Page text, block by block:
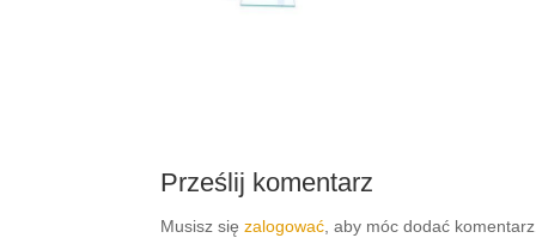
Prześlij komentarz
Musisz sięzalogować , aby móc dodać komentarz.